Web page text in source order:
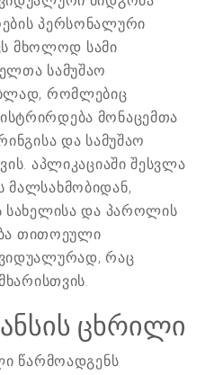
პერსონალური
მხოლოდ სამი
სამუშაო
რომლებიც
მონაცემთა
და სამუშაო
აპლიკაციაში შესვლა
მალსახმობიდან,
სახელისა და პაროლის
თითოეული
რაც
ცხრილი
წარმოადგენს